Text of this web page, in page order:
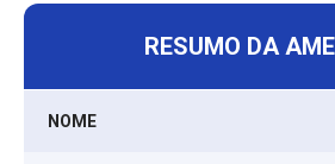
RESUMO DA
NOME